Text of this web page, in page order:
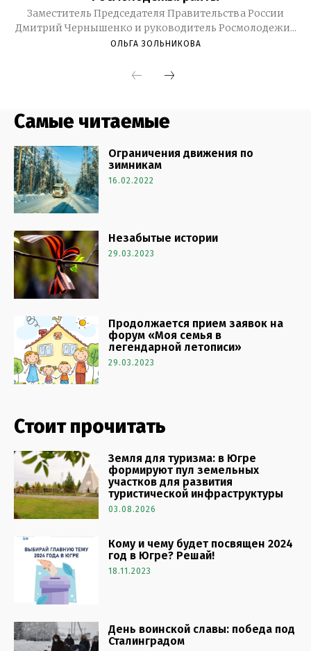
Самые читаемые
Ограничения движения по
зимникам
16.02.2022
Незабытые истории
29.03.2023
Продолжается прием заявок на
форум «Моя семья в
легендарной летописи»
29.03.2023
Стоит прочитать
Земля для туризма: в Югре
формируют пул земельных
участков для развития
туристической инфраструктуры
03.08.2026
Кому и чему будет посвящен 2024
год в Югре? Решай!
18.11.2023
День воинской славы: победа под
Сталинградом